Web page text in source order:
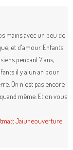
mains avec un peu de
et d'amour. Enfants
pendant 7 ans,
il y a un an pour
On n'est pas encore
même. Et on vous
Jaiuneouverture